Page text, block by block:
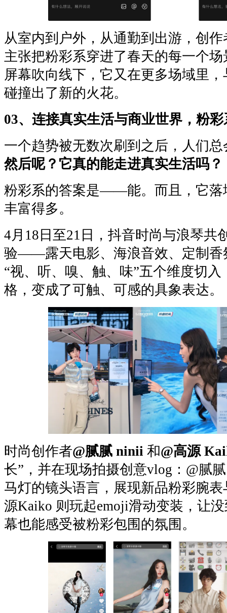
从室内到户外，从通勤到出游，创
主张把粉彩系穿进了春天的每一个
屏幕吹向线下，它又在更多场域里
碰撞出了新的火花。
03、连接真实生活与商业世界，粉
一个趋势被无数次刷到之后，人们
然后呢？它真的能走进真实生活吗？
粉彩系的答案是——能。而且，它落
丰富得多。
4月18日至21日，抖音时尚与浪琴共
验——露天电影、海浪音效、定制香
“视、听、嗅、触、味”五个维度切
格，变成了可触、可感的具象表达。
时尚创作者@腻腻 ninii 和@高源
长”，并在现场拍摄创意vlog：@腻
马灯的镜头语言，展现新品粉彩腕
源Kaiko 则玩起emoji滑动变装，让
幕也能感受被粉彩包围的氛围。